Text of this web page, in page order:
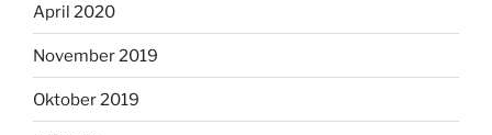
April 2020
November 2019
Oktober 2019